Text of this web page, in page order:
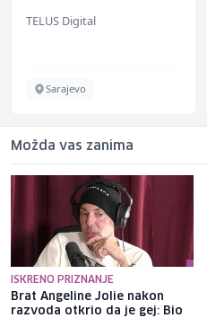
bekannten deutschen
TELUS Digital
Sarajevo
Možda vas zanima
ISKRENO PRIZNANJE
Brat Angeline Jolie nakon
razvoda otkrio da je gej: Bio